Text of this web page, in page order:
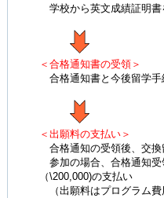
学校から英文成績証明書
＜合格通知書の受領＞
合格通知書と今後留学手
＜出願料の支払い＞
合格通知の受領後、交換
参加の場合、合格通知受
（\200,000)の支払い
（出願料はプログラム費